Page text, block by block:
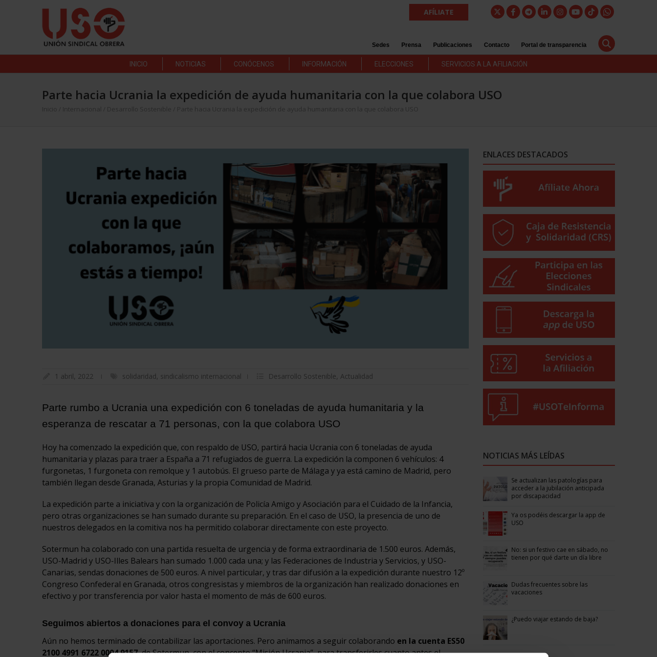
AFÍLIATE
Sedes Prensa Publicaciones Contacto Portal de transparencia
INICIO NOTICIAS CONÓCENOS INFORMACIÓN ELECCIONES SERVICIOS A LA AFILIACIÓN
Parte hacia Ucrania la expedición de ayuda humanitaria con la que colabora USO
Inicio Internacional Desarrollo Sostenible Parte hacia Ucrania la expedición de ayuda humanitaria con la que colabora USO
1 abril, 2022 solidaridad, sindicalismo internacional Desarrollo Sostenible, Actualidad
Parte rumbo a Ucrania una expedición con 6 toneladas de ayuda humanitaria y la
esperanza de rescatar a 71 personas, con la que colabora USO
Hoy ha comenzado la expedición que, con respaldo de USO, partirá hacia Ucrania con 6 toneladas de ayuda
humanitaria y plazas para traer a España a 71 refugiados de guerra. La expedición la componen 6 vehículos: 4
furgonetas, 1 furgoneta con remolque y 1 autobús. El grueso parte de Málaga y ya está camino de Madrid, pero
también llegan desde Granada, Asturias y la propia Comunidad de Madrid.
La expedición parte a iniciativa y con la organización de Policía Amigo y Asociación para el Cuidado de la Infancia,
pero otras organizaciones se han sumado durante su preparación. En el caso de USO, la presencia de uno de
nuestros delegados en la comitiva nos ha permitido colaborar directamente con este proyecto.
Sotermun ha colaborado con una partida resuelta de urgencia y de forma extraordinaria de 1.500 euros. Además,
USO-Madrid y USO-Illes Balears han sumado 1.000 cada una; y las Federaciones de Industria y Servicios, y USO-
Canarias, sendas donaciones de 500 euros. A nivel particular, y tras dar difusión a la expedición durante nuestro 12º
Congreso Confederal en Granada, otros congresistas y miembros de la organización han realizado donaciones en
efectivo y por transferencia por valor hasta el momento de más de 600 euros.
Seguimos abiertos a donaciones para el convoy a Ucrania
Aún no hemos terminado de contabilizar las aportaciones. Pero animamos a seguir colaborando en la cuenta ES50
2100 4991 6722 0004 9157, de Sotermun, con el concepto “Misión Ucrania”, para transferirles cuanto antes el
ENLACES DESTACADOS
NOTICIAS MÁS LEÍDAS
Se actualizan las patologías para
acceder a la jubilación anticipada
por discapacidad
Ya os podéis descargar la app de
USO
No: si un festivo cae en sábado, no
tienen por qué darte un día libre
Dudas frecuentes sobre las
vacaciones
¿Puedo viajar estando de baja?